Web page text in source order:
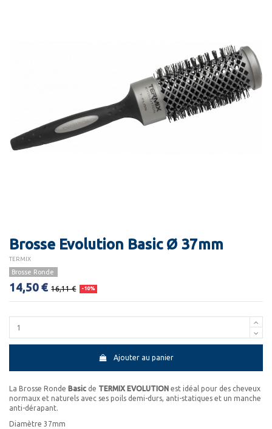
Brosse Evolution Basic Ø 37mm
TERMIX
Brosse Ronde
14,50 € 16,11 € -10%
Ajouter au panier
La Brosse Ronde Basic de TERMIX EVOLUTION est idéal pour des cheveux
normaux et naturels avec ses poils demi-durs, anti-statiques et un manche
anti-dérapant.
Diamètre 37mm